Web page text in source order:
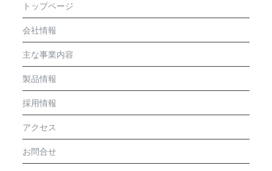
トップページ
会社情報
主な事業内容
製品情報
採用情報
アクセス
お問合せ